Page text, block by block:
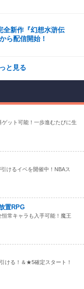
全新作『幻想水滸伝
ら配信開始！
と見る
ゲット可能！一歩進むたびに生
けるイベを開催中！NBAス
置RPG
常キャラも入手可能！魔王
ける！＆★5確定スタート！